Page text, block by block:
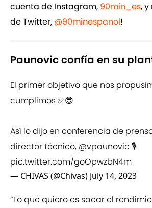
cuenta de Instagram, 90min_es,
de Twitter, @90minespanol!
Paunovic confía en su
El primer objetivo que nos
cumplimos ✅😎
Así lo dijo en conferencia de
director técnico, @vpaunovic 🎙️
pic.twitter.com/goOpwzbN4m
— CHIVAS (@Chivas) July 14, 2023
“Lo que quiero es sacar el